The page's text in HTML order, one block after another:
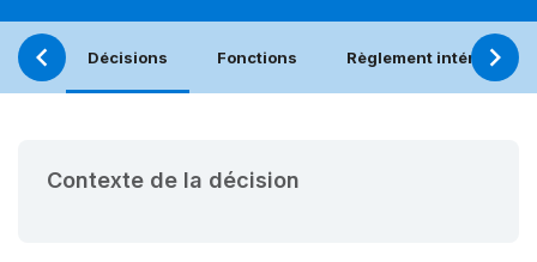
Décisions Fonctions Règlement intérieur
Contexte de la décision